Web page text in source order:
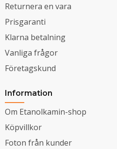
Returnera en vara
Prisgaranti
Klarna betalning
Vanliga frågor
Företagskund
Information
Om Etanolkamin-shop
Köpvillkor
Foton från kunder